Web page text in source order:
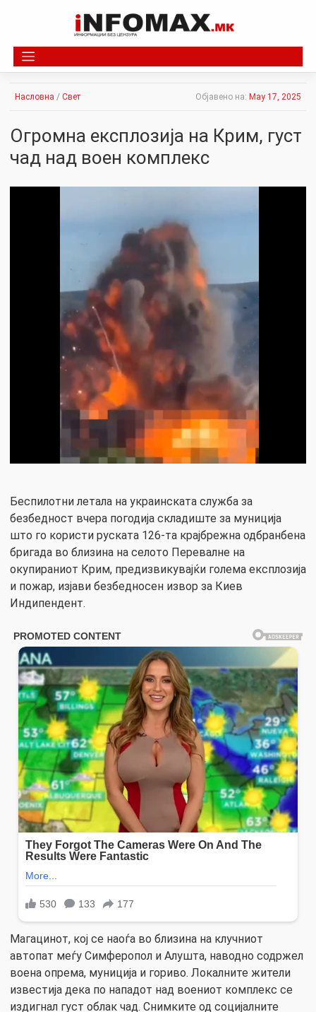
Насловна / Свет Објавено на: May 17, 2025
Огромна експлозија на Крим, густ
чад над воен комплекс
Беспилотни летала на украинската служба за
безбедност вчера погодија складиште за муниција
што го користи руската 126-та крајбрежна одбранбена
бригада во близина на селото Перевалне на
окупираниот Крим, предизвикувајќи голема експлозија
и пожар, изјави безбедносен извор за Киев
Индипендент.
Магацинот, кој се наоѓа во близина на клучниот
автопат меѓу Симферопол и Алушта, наводно содржел
воена опрема, муниција и гориво. Локалните жители
известија дека по нападот над воениот комплекс се
издигнал густ облак чад. Снимките од социјалните